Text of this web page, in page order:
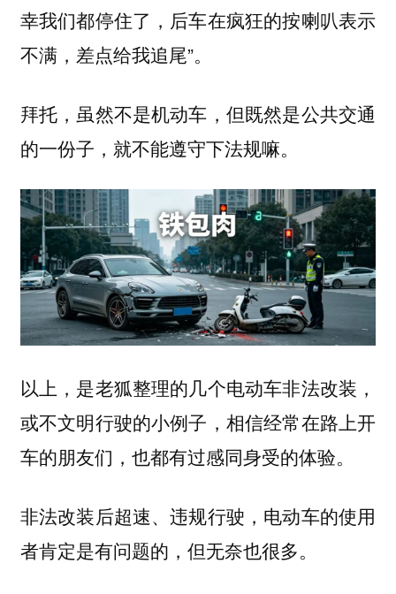
幸我们都停住了，后车在疯狂的按喇叭表示
不满，差点给我追尾”。
拜托，虽然不是机动车，但既然是公共交通
的一份子，就不能遵守下法规嘛。
以上，是老狐整理的几个电动车非法改装，
或不文明行驶的小例子，相信经常在路上开
车的朋友们，也都有过感同身受的体验。
非法改装后超速、违规行驶，电动车的使用
者肯定是有问题的，但无奈也很多。